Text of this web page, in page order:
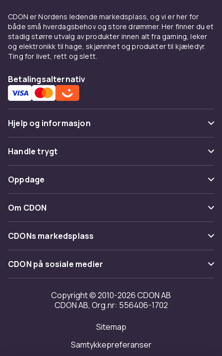
CDON er Nordens ledende markedsplass, og vi er her for
både små hverdagsbehov og store drømmer. Her finner du et
stadig større utvalg av produkter innen alt fra gaming, leker
og elektronikk til hage, skjønnhet og produkter til kjæledyr.
Ting for livet, rett og slett.
Betalingsalternativ
Hjelp og informasjon
Vanlige spørsmål
Spor pakke
Angre & returner her
Kontakt oss
Handle trygt
Betaling
Levering
Tilbakekallinger
Oppdage
Kategorier
Varemerker
Om CDON
Om oss
Kundeanmeldelser
Jobbe på CDON
Investor relations
Tilgjengelighet
CDONs markedsplass
Merchant Help Center
CDON på sosiale medier
Copyright © 2010-2026 CDON AB
CDON AB, Org.nr: 556406-1702
Sitemap
Samtykkepreferanser